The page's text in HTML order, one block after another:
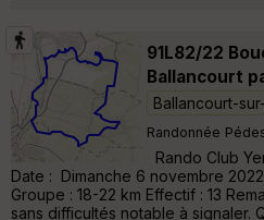
91L82/22
Ballancourt
Ballancourt-
Randonnée
Rando Club
Date : Dimanche 6 novembre
Groupe : 18-22 km Effectif : 13
sans difficultés notable à signaler.